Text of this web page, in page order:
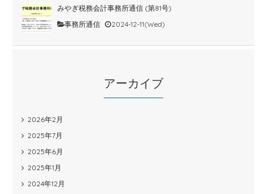
みやぎ税務会計事務所通信 (第81号)
事務所通信
2024-12-11(Wed)
アーカイブ
2026年2月
2025年7月
2025年6月
2025年1月
2024年12月